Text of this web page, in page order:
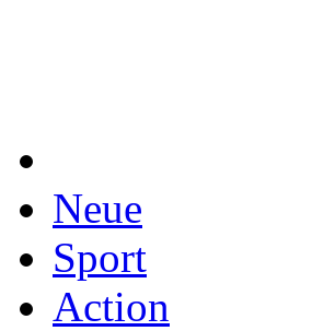
Neue
Sport
Action